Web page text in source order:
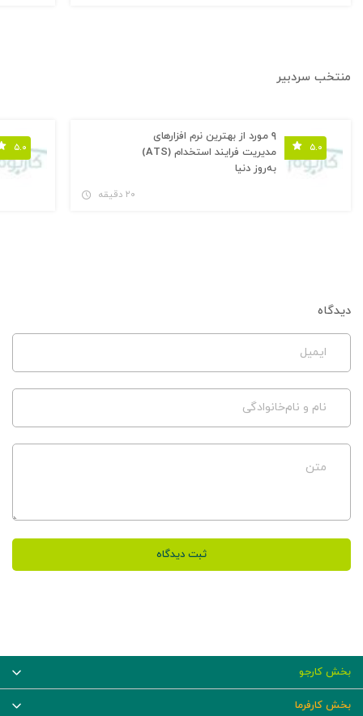
منتخب سردبیر
۵.۰
۹ مورد از بهترین نرم افزارهای
مدیریت فرایند استخدام (ATS)
به‌روز دنیا
۲۰ دقیقه
۵.۰
دیدگاه
ایمیل
نام و نام‌خانوادگی
متن
ثبت دیدگاه
بخش کارجو
بخش کارفرما